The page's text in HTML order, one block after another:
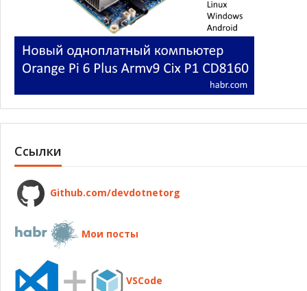
Ссылки
Github.com/devdotnetorg
Мои посты
VSCode